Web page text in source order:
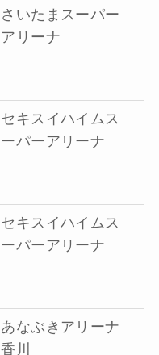
さいたまスーパー
アリーナ
セキスイハイムス
ーパーアリーナ
セキスイハイムス
ーパーアリーナ
あなぶきアリーナ
香川